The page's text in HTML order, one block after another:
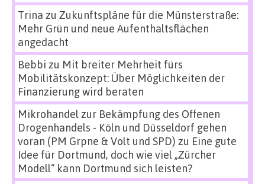
Trina zu Zukunftspläne für die Münsterstraße:
Mehr Grün und neue Aufenthaltsflächen
angedacht
Bebbi zu Mit breiter Mehrheit fürs
Mobilitätskonzept: Über Möglichkeiten der
Finanzierung wird beraten
Mikrohandel zur Bekämpfung des Offenen
Drogenhandels - Köln und Düsseldorf gehen
voran (PM Grpne & Volt und SPD) zu Eine gute
Idee für Dortmund, doch wie viel „Zürcher
Modell“ kann Dortmund sich leisten?